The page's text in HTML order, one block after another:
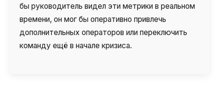
бы руководитель видел эти метрики в реальном
времени, он мог бы оперативно привлечь
дополнительных операторов или переключить
команду ещё в начале кризиса.